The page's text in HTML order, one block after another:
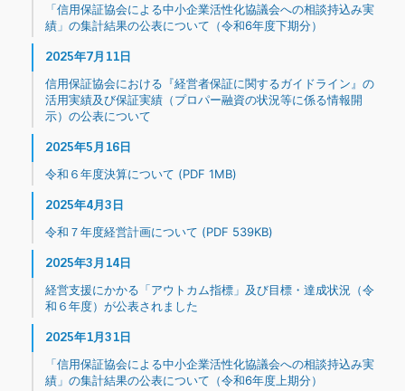
「信用保証協会による中小企業活性化協議会への相談持込み実
績」の集計結果の公表について（令和6年度下期分）
2025年7月11日
信用保証協会における『経営者保証に関するガイドライン』の
活用実績及び保証実績（プロパー融資の状況等に係る情報開
示）の公表について
2025年5月16日
令和６年度決算について (PDF 1MB)
2025年4月3日
令和７年度経営計画について (PDF 539KB)
2025年3月14日
経営支援にかかる「アウトカム指標」及び目標・達成状況（令
和６年度）が公表されました
2025年1月31日
「信用保証協会による中小企業活性化協議会への相談持込み実
績」の集計結果の公表について（令和6年度上期分）